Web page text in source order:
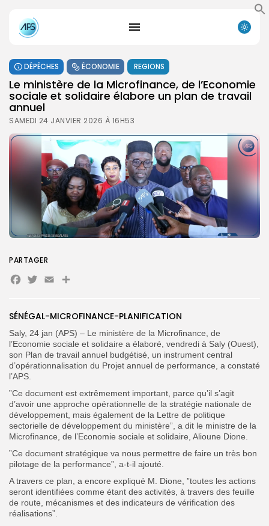
DÉPÊCHES ÉCONOMIE REGIONS
Le ministère de la Microfinance, de l’Economie
sociale et solidaire élabore un plan de travail
annuel
SAMEDI 24 JANVIER 2026 À 16H53
SÉNÉGAL-MICROFINANCE-PLANIFICATION
Saly, 24 jan (APS) – Le ministère de la Microfinance, de
l’Economie sociale et solidaire a élaboré, vendredi à Saly (Ouest),
son Plan de travail annuel budgétisé, un instrument central
d’opérationnalisation du Projet annuel de performance, a constaté
l’APS.
”Ce document est extrêmement important, parce qu’il s’agit
d’avoir une approche opérationnelle de la stratégie nationale de
développement, mais également de la Lettre de politique
sectorielle de développement du ministère”, a dit le ministre de la
Microfinance, de l’Economie sociale et solidaire, Alioune Dione.
”Ce document stratégique va nous permettre de faire un très bon
pilotage de la performance”, a-t-il ajouté.
A travers ce plan, a encore expliqué M. Dione, ”toutes les actions
seront identifiées comme étant des activités, à travers des feuille
de route, mécanismes et des indicateurs de vérification des
réalisations”.
PARTAGER
Facebook
Twitter
EmailPartager